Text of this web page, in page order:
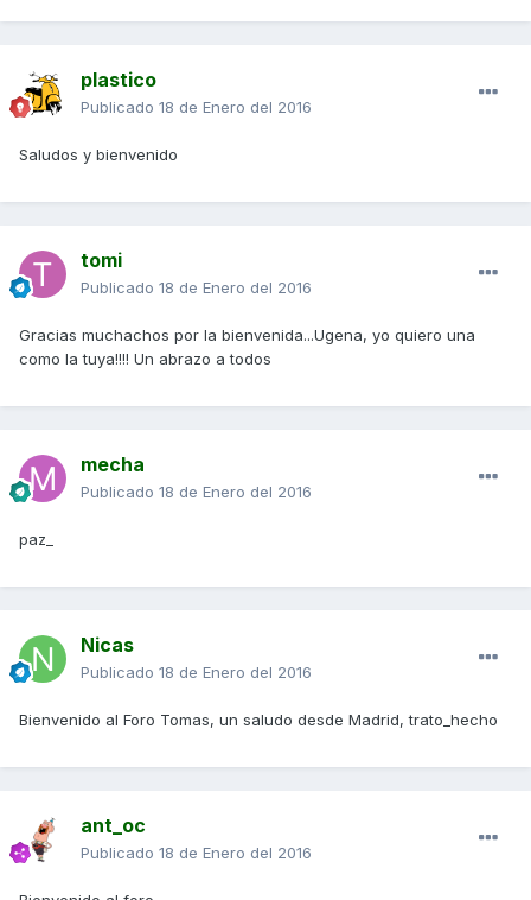
plastico
Publicado 18 de Enero del 2016
Saludos y bienvenido
tomi
Publicado 18 de Enero del 2016
Gracias muchachos por la bienvenida...Ugena, yo quiero una
como la tuya!!!! Un abrazo a todos
mecha
Publicado 18 de Enero del 2016
paz_
Nicas
Publicado 18 de Enero del 2016
Bienvenido al Foro Tomas, un saludo desde Madrid, trato_hecho
ant_oc
Publicado 18 de Enero del 2016